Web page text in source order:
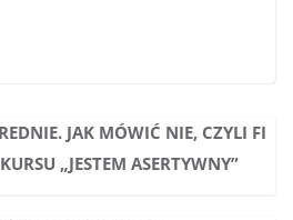
JAK MÓWIĆ NIE, CZYLI FI
„JESTEM ASERTYWNY”